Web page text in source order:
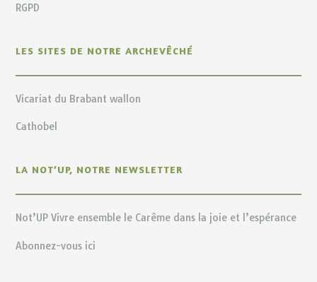
RGPD
LES SITES DE NOTRE ARCHEVÊCHÉ
Vicariat du Brabant wallon
Cathobel
LA NOT’UP, NOTRE NEWSLETTER
Not’UP Vivre ensemble le Carême dans la joie et l’espérance
Abonnez-vous ici